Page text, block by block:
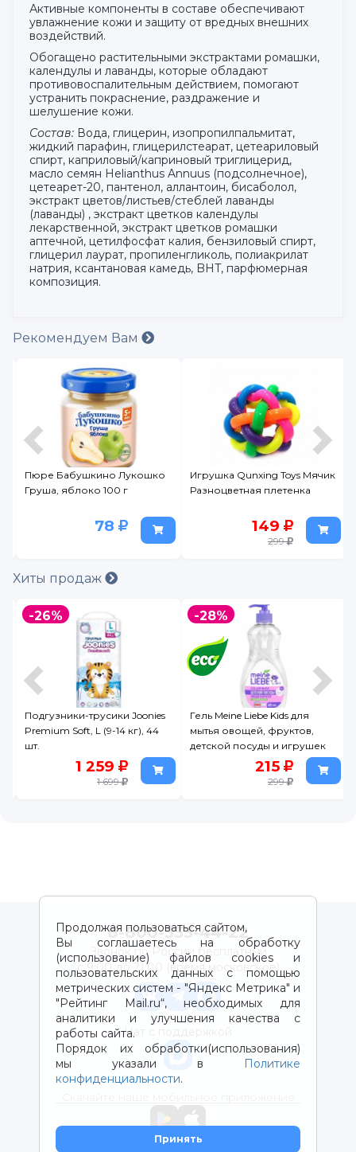
Активные компоненты в составе обеспечивают
увлажнение кожи и защиту от вредных внешних
воздействий.
Обогащено растительными экстрактами ромашки,
календулы и лаванды, которые обладают
противовоспалительным действием, помогают
устранить покраснение, раздражение и
шелушение кожи.
Состав: Вода, глицерин, изопропилпальмитат,
жидкий парафин, глицерилстеарат, цетеариловый
спирт, каприловый/каприновый триглицерид,
масло семян Helianthus Annuus (подсолнечное),
цетеарет-20, пантенол, аллантоин, бисаболол,
экстракт цветов/листьев/стеблей лаванды
(лаванды) , экстракт цветков календулы
лекарственной, экстракт цветков ромашки
аптечной, цетилфосфат калия, бензиловый спирт,
глицерил лаурат, пропиленгликоль, полиакрилат
натрия, ксантановая камедь, BHT, парфюмерная
композиция.
Рекомендуем Вам
Игрушка Qunxing Toys Мячик
Разноцветная плетенка
149
Пюре Мамако яблоко и
банан с козьим творожком с
109
Хиты продаж
-28%
Гель Meine Liebe Kids для
мытья овощей, фруктов,
детской посуды и игрушек
215
299
-18%
Подгузники-трусики детские
YokoSun L (9-14 кг) 44 шт.
1 199
1 459
Продолжая пользоваться сайтом,
Вы соглашаетесь на обработку
(использование) файлов cookies и
пользовательских данных с помощью
метрических систем - "Яндекс Метрика" и
"Рейтинг Mail.ru“, необходимых для
аналитики и улучшения качества с
работы сайта.
Порядок их обработки(использования)
мы указали в
Политике
конфиденциальности.
Принять
8-800-333-44-22
Звонок по России бесплатный
с 9:00 до 21:00 (время московское)
Чат с поддержкой